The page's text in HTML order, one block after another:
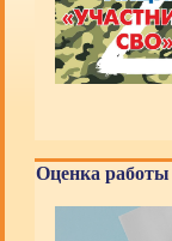
Оценка работы